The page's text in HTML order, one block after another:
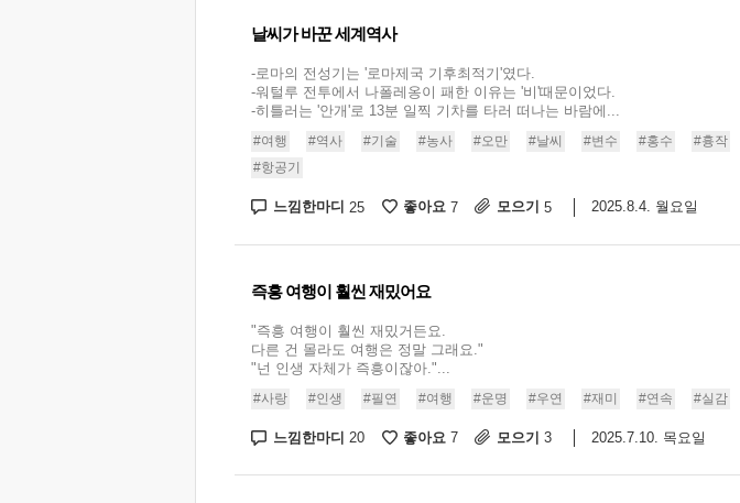
날씨가 바꾼 세계역사
-로마의 전성기는 '로마제국 기후최적기'였다.
-워털루 전투에서 나폴레옹이 패한 이유는 '비'때문이었다.
-히틀러는 '안개'로 13분 일찍 기차를 타러 떠나는 바람에...
#여행 #역사 #기술 #농사 #오만 #날씨 #변수 #홍수
#흉작
#항공기
느낌한마디 25 좋아요 7 모으기 5 2025.8.4. 월요일
즉흥 여행이 훨씬 재밌어요
"즉흥 여행이 훨씬 재밌거든요.
다른 건 몰라도 여행은 정말 그래요."
"넌 인생 자체가 즉흥이잖아."...
#사랑 #인생 #필연 #여행 #운명 #우연 #재미 #연속 #실감
느낌한마디 20 좋아요 7 모으기 3 2025.7.10. 목요일